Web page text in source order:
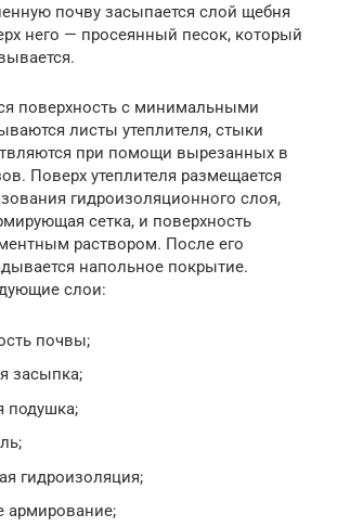
почву засыпается слой щебня
него — просеянный песок, который
поверхность с минимальными
листы утеплителя, стыки
при помощи вырезанных в
Поверх утеплителя размещается
гидроизоляционного слоя,
сетка, и поверхность
раствором. После его
напольное покрытие.
слои:
почвы;
засыпка;
подушка;
гидроизоляция;
армирование;